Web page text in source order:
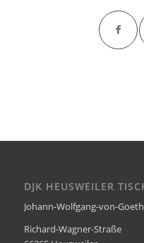
DJK HEUSWEILER
Johann-Wolfgang-von-
Richard-Wagner-Straße